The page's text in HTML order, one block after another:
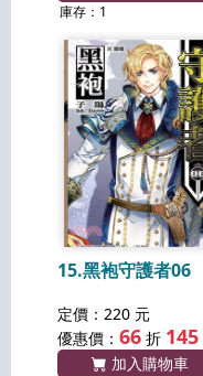
庫存：1
15.黑袍守護者06
定價：220 元
優惠價： 66 折 145
加入購物車